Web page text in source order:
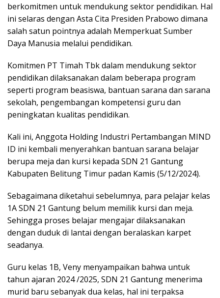
berkomitmen untuk mendukung sektor pendidikan. Hal
ini selaras dengan Asta Cita Presiden Prabowo dimana
salah satun pointnya adalah Memperkuat Sumber
Daya Manusia melalui pendidikan.
Komitmen PT Timah Tbk dalam mendukung sektor
pendidikan dilaksanakan dalam beberapa program
seperti program beasiswa, bantuan sarana dan sarana
sekolah, pengembangan kompetensi guru dan
peningkatan kualitas pendidikan.
Kali ini, Anggota Holding Industri Pertambangan MIND
ID ini kembali menyerahkan bantuan sarana belajar
berupa meja dan kursi kepada SDN 21 Gantung
Kabupaten Belitung Timur padan Kamis (5/12/2024).
Sebagaimana diketahui sebelumnya, para pelajar kelas
1A SDN 21 Gantung belum memilik kursi dan meja.
Sehingga proses belajar mengajar dilaksanakan
dengan duduk di lantai dengan beralaskan karpet
seadanya.
Guru kelas 1B, Veny menyampaikan bahwa untuk
tahun ajaran 2024 /2025, SDN 21 Gantung menerima
murid baru sebanyak dua kelas, hal ini terpaksa